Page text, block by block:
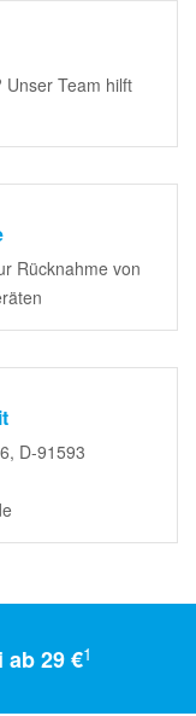
Team hilft
Rücknahme von
D-91593
29 €1